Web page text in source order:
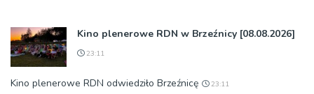
Kino plenerowe RDN w Brzeźnicy [08.08.2026]
23:11
Kino plenerowe RDN odwiedziło Brzeźnicę 23:11